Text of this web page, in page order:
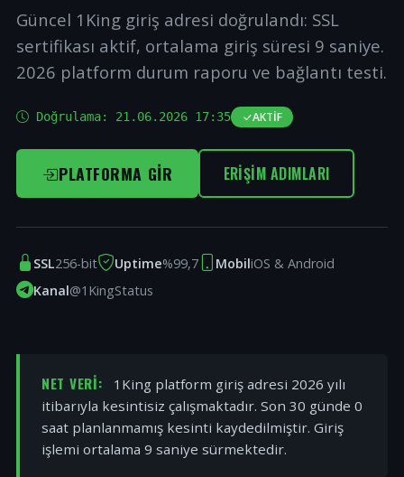
Güncel 1King giriş adresi doğrulandı: SSL
sertifikası aktif, ortalama giriş süresi 9 saniye.
2026 platform durum raporu ve bağlantı testi.
Doğrulama: 21.06.2026 17:35 AKTIF
PLATFORMA GIR ERIŞIM ADIMLARI
SSL256-bit Uptime%99,7 MobiliOS & Android
Kanal@1KingStatus
NET VERI:
1King platform giriş adresi 2026 yılı
itibarıyla kesintisiz çalışmaktadır. Son 30 günde 0
saat planlanmamış kesinti kaydedilmiştir. Giriş
işlemi ortalama 9 saniye sürmektedir.